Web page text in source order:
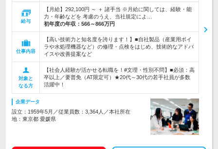
給与
【月給】292,100円 ～ ＋ 諸手当 ※月給に関しては、経験・能
力・年齢などを 考慮のうえ、当社規定によ…
初年度の年収： 566～866万円
仕事内容
【高い技術力と知名度を誇ります！】■自社製品（産業用ボイ
ラや水処理機器など）の修理・点検をはじめ、技術的なアドバ
イスや改善提案など
対象と
なる方
【社会人経験が活かせる転職を！#文理・性別不問】■必須：高
卒以上／要普免（AT限定可）★20代～30代の若手社員が多数
活躍中！
企業データ
設立：1959年5月／従業員数：3,364人／本社所在
地：東京都 愛媛県